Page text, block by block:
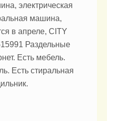
электрическая
машина,
в апреле, CITY
Раздельные
Есть мебель.
Есть стиральная